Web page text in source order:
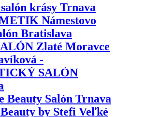
krásy Trnava
Námestovo
Bratislava
Zlaté Moravce
-
SALÓN
Beauty Salón Trnava
by Stefi Veľké